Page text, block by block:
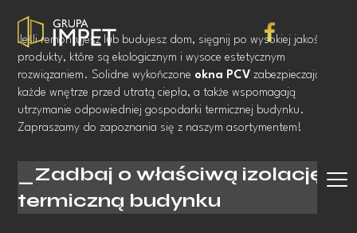
Jeśli remontujesz lub budujesz dom, sięgnij po wysokiej jakości
produkty, które są ekologicznym i wysoce estetycznym
rozwiązaniem. Solidne wykończone okna PCV zabezpieczają
każde wnętrze przed utratą ciepła, a także wspomagają
utrzymanie odpowiedniej gospodarki termicznej budynku.
Zapraszamy do zapoznania się z naszym asortymentem!
Zadbaj o właściwą izolację
termiczną budynku